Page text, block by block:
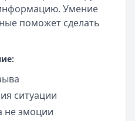
Умение
поможет сделать
ситуации
не эмоции